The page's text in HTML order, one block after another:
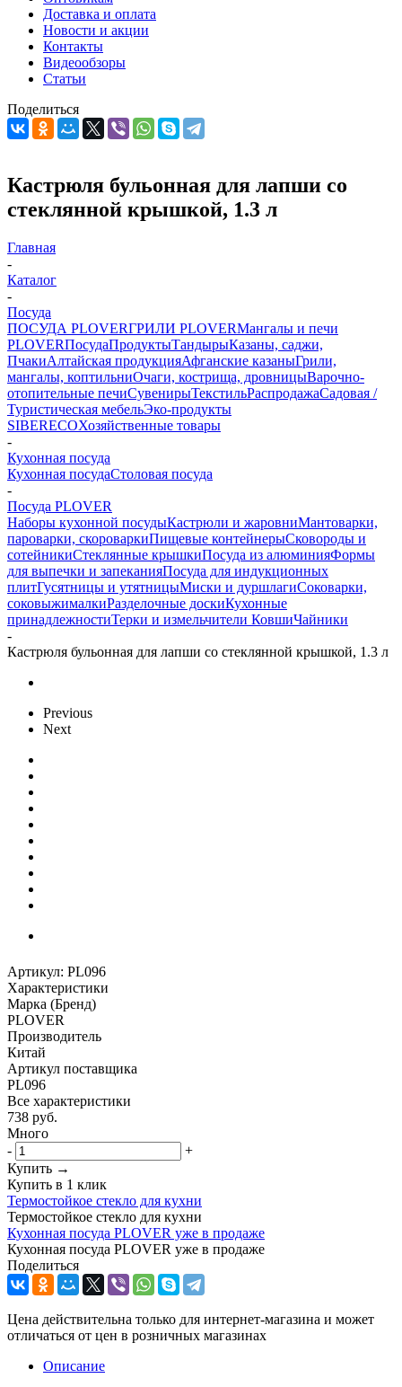
Доставка и оплата
Новости и акции
Контакты
Видеообзоры
Статьи
Поделиться
Кастрюля бульонная для лапши со
стеклянной крышкой, 1.3 л
Главная
-
Каталог
-
Посуда
ПОСУДА PLOVERГРИЛИ PLOVERМангалы и печи
PLOVERПосудаПродуктыТандырыКазаны, саджи,
ПчакиАлтайская продукцияАфганские казаныГрили,
мангалы, коптильниОчаги, кострища, дровницыВарочно-
отопительные печиСувенирыТекстильРаспродажаСадовая /
Туристическая мебельЭко-продукты
SIBERECOХозяйственные товары
-
Кухонная посуда
Кухонная посудаСтоловая посуда
-
Посуда PLOVER
Наборы кухонной посудыКастрюли и жаровниМантоварки,
пароварки, скороваркиПищевые контейнерыСковороды и
сотейникиСтеклянные крышкиПосуда из алюминияФормы
для выпечки и запеканияПосуда для индукционных
плитГусятницы и утятницыМиски и дуршлагиСоковарки,
соковыжималкиРазделочные доскиКухонные
принадлежностиТерки и измельчители КовшиЧайники
-
Кастрюля бульонная для лапши со стеклянной крышкой, 1.3 л
Previous
Next
Артикул: PL096
Характеристики
Марка (Бренд)
PLOVER
Производитель
Китай
Артикул поставщика
PL096
Все характеристики
738 руб.
Много
-
+
Купить →
Купить в 1 клик
Термостойкое стекло для кухни
Термостойкое стекло для кухни
Кухонная посуда PLOVER уже в продаже
Кухонная посуда PLOVER уже в продаже
Поделиться
Цена действительна только для интернет-магазина и может
отличаться от цен в розничных магазинах
Описание